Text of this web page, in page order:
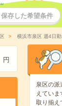
保存した希望条件
横浜市泉区 週4日
円
泉区の派
えていま
取り揃え